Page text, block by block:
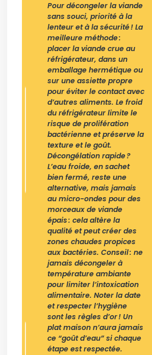
Pour décongeler la viande
sans souci, priorité à la
lenteur et à la sécurité ! La
meilleure méthode :
placer la viande crue au
réfrigérateur, dans un
emballage hermétique ou
sur une assiette propre
pour éviter le contact avec
d’autres aliments. Le froid
du réfrigérateur limite le
risque de prolifération
bactérienne et préserve la
texture et le goût.
Décongélation rapide ?
L’eau froide, en sachet
bien fermé, reste une
alternative, mais jamais
au micro-ondes pour des
morceaux de viande
épais : cela altère la
qualité et peut créer des
zones chaudes propices
aux bactéries. Conseil : ne
jamais décongeler à
température ambiante
pour limiter l’intoxication
alimentaire. Noter la date
et respecter l’hygiène
sont les règles d’or ! Un
plat maison n’aura jamais
ce “goût d’eau” si chaque
étape est respectée.